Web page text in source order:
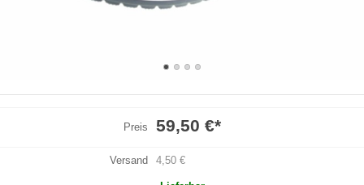
Preis 59,50 €*
Versand 4,50 €